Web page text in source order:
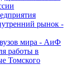
рынок -
мира - АиФ
работы в
Томского